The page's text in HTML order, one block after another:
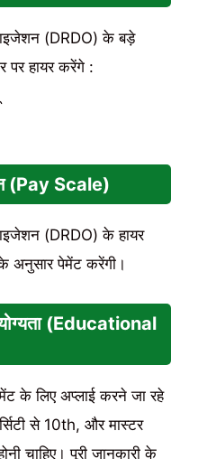
(DRDO) के बड़े
पर हायर करेंगे :
(Pay Scale)
(DRDO) के हायर
अनुसार पेमेंट करेंगी।
(Educational
के लिए अप्लाई करने जा रहे
से 10th, और मास्टर
चाहिए। पूरी जानकारी के